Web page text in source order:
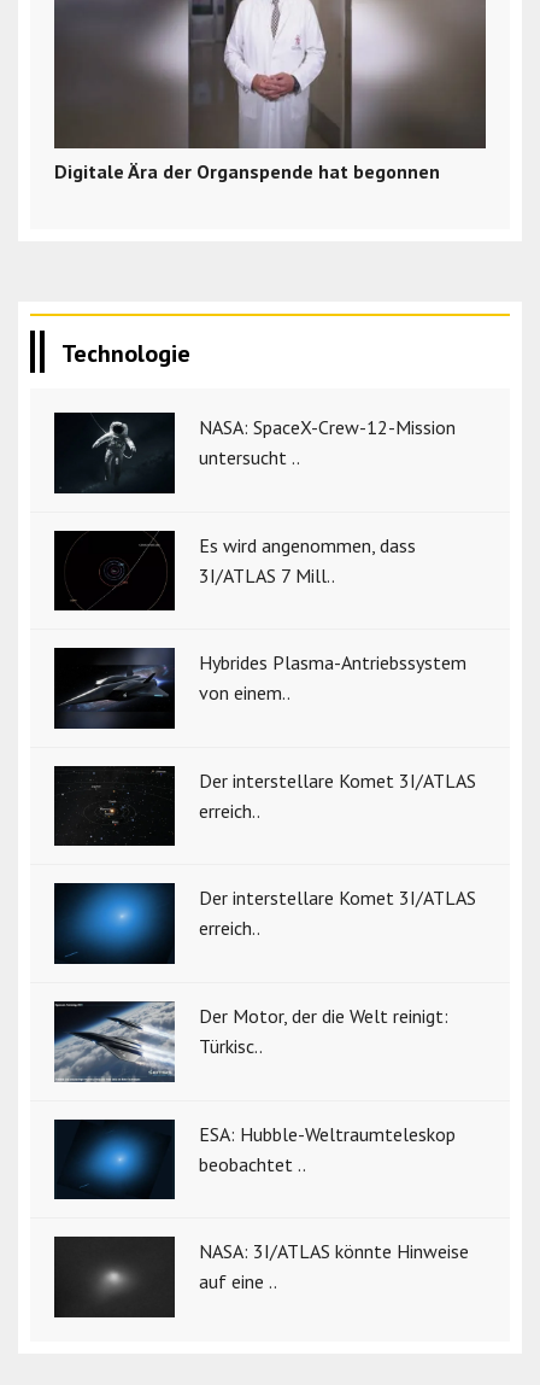
Digitale Ära der Organspende hat begonnen
Technologie
NASA: SpaceX-Crew-12-Mission
untersucht ..
Es wird angenommen, dass
3I/ATLAS 7 Mill..
Hybrides Plasma-Antriebssystem
von einem..
Der interstellare Komet 3I/ATLAS
erreich..
Der interstellare Komet 3I/ATLAS
erreich..
Der Motor, der die Welt reinigt:
Türkisc..
ESA: Hubble-Weltraumteleskop
beobachtet ..
NASA: 3I/ATLAS könnte Hinweise
auf eine ..